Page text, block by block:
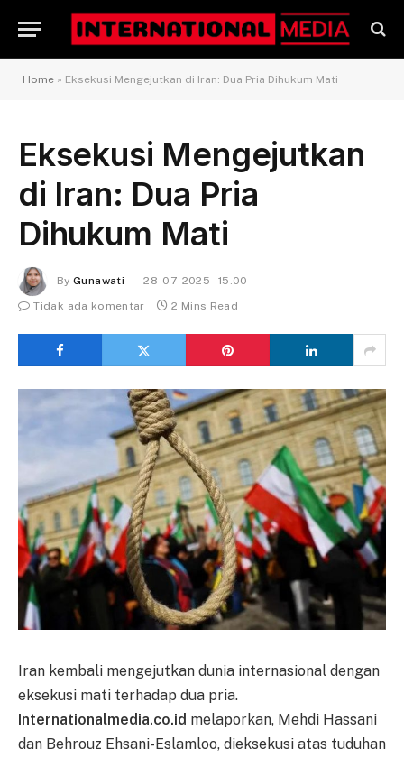
Home » Eksekusi Mengejutkan di Iran: Dua Pria Dihukum Mati
Eksekusi Mengejutkan
di Iran: Dua Pria
Dihukum Mati
By Gunawati
28-07-2025 - 15.00
Tidak ada komentar
2 Mins Read
Iran kembali mengejutkan dunia internasional dengan
eksekusi mati terhadap dua pria.
Internationalmedia.co.id melaporkan, Mehdi Hassani
dan Behrouz Ehsani-Eslamloo, dieksekusi atas tuduhan